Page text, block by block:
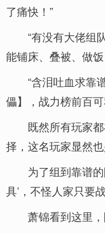
了痛快！”
“有没有大佬组
能铺床、叠被、做饭
“含泪吐血求靠
儡】，战力榜前百
既然所有玩家
择，这名玩家显然也
为了组到靠谱
具’，不怪人家只要
萧锦看到这里，